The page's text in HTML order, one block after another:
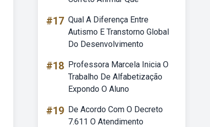
#17 Qual A Diferença Entre
Autismo E Transtorno Global
Do Desenvolvimento
#18 Professora Marcela Inicia O
Trabalho De Alfabetização
Expondo O Aluno
#19 De Acordo Com O Decreto
7.611 O Atendimento